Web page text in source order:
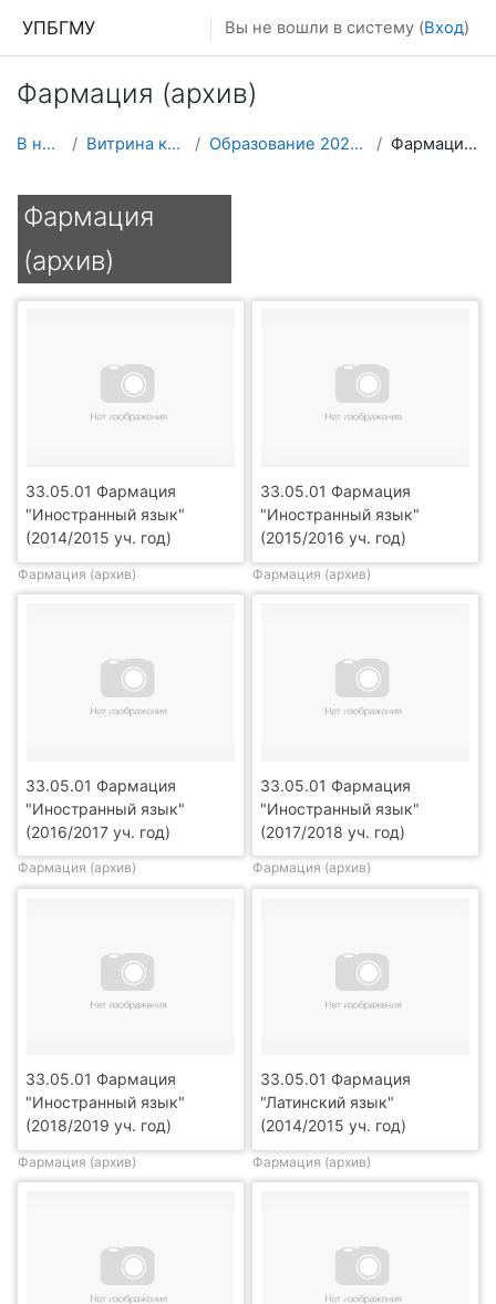
УПБГМУ Вы не вошли в систему (Вход)
Фармация (архив)
В начало Витрина курсов 3KL Образование 2025-2026 уч.год Фармация (архив)
Фармация
(архив)
33.05.01 Фармация
"Иностранный язык"
(2014/2015 уч. год)
Фармация (архив)
33.05.01 Фармация
"Иностранный язык"
(2015/2016 уч. год)
Фармация (архив)
33.05.01 Фармация
"Иностранный язык"
(2016/2017 уч. год)
Фармация (архив)
33.05.01 Фармация
"Иностранный язык"
(2017/2018 уч. год)
Фармация (архив)
33.05.01 Фармация
"Иностранный язык"
(2018/2019 уч. год)
Фармация (архив)
33.05.01 Фармация
"Латинский язык"
(2014/2015 уч. год)
Фармация (архив)